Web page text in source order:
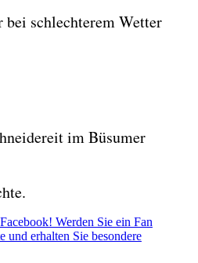
bei schlechterem Wetter
im Büsumer
Werden Sie ein Fan
und erhalten Sie besondere